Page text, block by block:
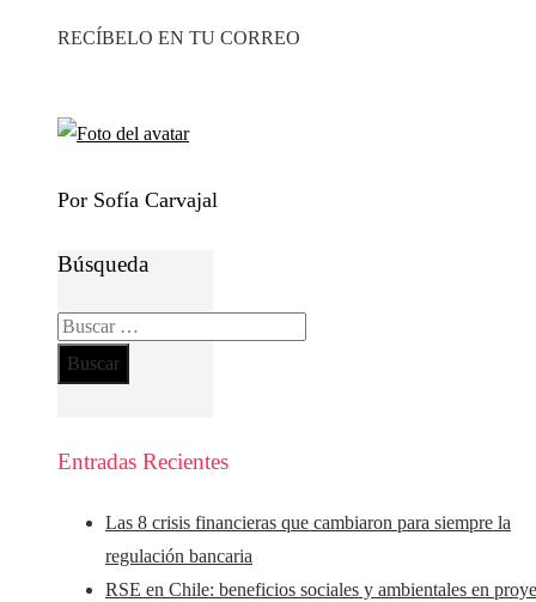
RECÍBELO EN TU CORREO
Por Sofía Carvajal
Búsqueda
Buscar:
Entradas Recientes
Las 8 crisis financieras que cambiaron para siempre la
regulación bancaria
RSE en Chile: beneficios sociales y ambientales en